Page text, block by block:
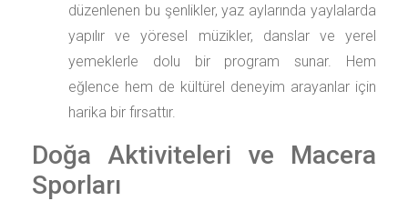
düzenlenen bu şenlikler, yaz aylarında yaylalarda
yapılır ve yöresel müzikler, danslar ve yerel
yemeklerle dolu bir program sunar. Hem
eğlence hem de kültürel deneyim arayanlar için
harika bir fırsattır.
Doğa Aktiviteleri ve Macera
Sporları